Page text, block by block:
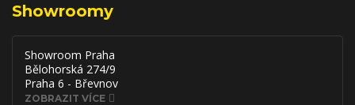
Showroomy
Showroom Praha
Bělohorská 274/9
Praha 6 - Břevnov
ZOBRAZIT VÍCE